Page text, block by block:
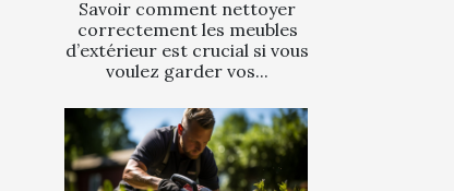
Savoir comment nettoyer
correctement les meubles
d’extérieur est crucial si vous
voulez garder vos...